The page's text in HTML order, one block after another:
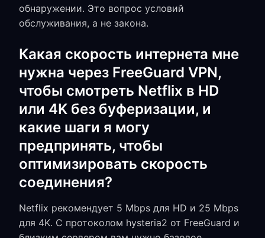
обнаружении. Это вопрос условий
обслуживания, а не закона.
Какая скорость интернета мне
нужна через FreeGuard VPN,
чтобы смотреть Netflix в HD
или 4K без буферизации, и
какие шаги я могу
предпринять, чтобы
оптимизировать скорость
соединения?
Netflix рекомендует 5 Mbps для HD и 25 Mbps
для 4K. С протоколом hysteria2 от FreeGuard и